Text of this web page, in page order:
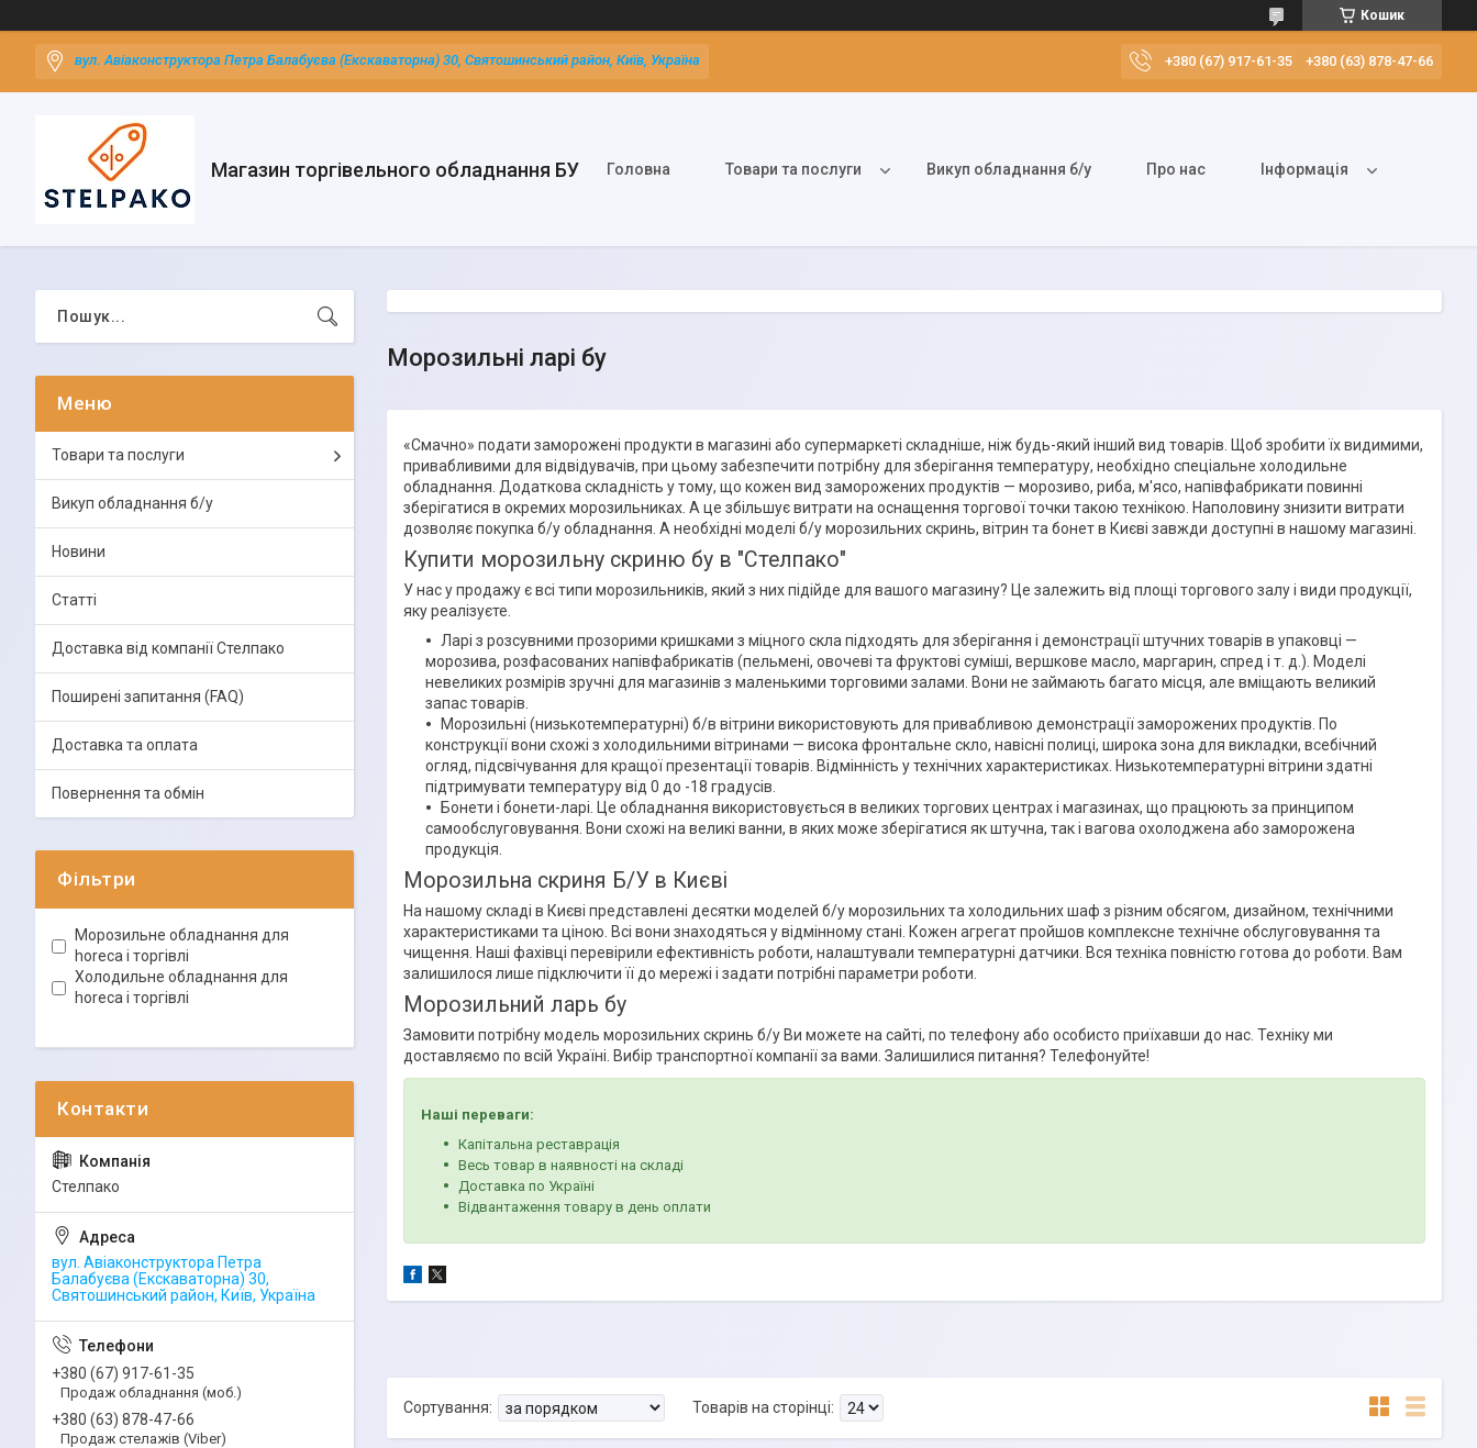
Кошик
вул. Авіаконструктора Петра Балабуєва (Екскаваторна) 30, Святошинський район, Київ, Україна +380 (67) 917-61-35 +380 (63) 878-47-66
Магазин торгівельного обладнання БУ Головна Товари та послуги Викуп обладнання б/у Про нас Інформація
Морозильні ларі бу
«Смачно» подати заморожені продукти в магазині або супермаркеті складніше, ніж будь-який інший вид товарів. Щоб зробити їх видимими,
привабливими для відвідувачів, при цьому забезпечити потрібну для зберігання температуру, необхідно спеціальне холодильне
обладнання. Додаткова складність у тому, що кожен вид заморожених продуктів — морозиво, риба, м'ясо, напівфабрикати повинні
зберігатися в окремих морозильниках. А це збільшує витрати на оснащення торгової точки такою технікою. Наполовину знизити витрати
дозволяє покупка б/у обладнання. А необхідні моделі б/у морозильних скринь, вітрин та бонет в Києві завжди доступні в нашому магазині.
Купити морозильну скриню бу в "Стелпако"
У нас у продажу є всі типи морозильників, який з них підійде для вашого магазину? Це залежить від площі торгового залу і види продукції,
яку реалізуєте.
Ларі з розсувними прозорими кришками з міцного скла підходять для зберігання і демонстрації штучних товарів в упаковці —
морозива, розфасованих напівфабрикатів (пельмені, овочеві та фруктові суміші, вершкове масло, маргарин, спред і т. д.). Моделі
невеликих розмірів зручні для магазинів з маленькими торговими залами. Вони не займають багато місця, але вміщають великий
запас товарів.
Морозильні (низькотемпературні) б/в вітрини використовують для привабливою демонстрації заморожених продуктів. По
конструкції вони схожі з холодильними вітринами — висока фронтальне скло, навісні полиці, широка зона для викладки, всебічний
огляд, підсвічування для кращої презентації товарів. Відмінність у технічних характеристиках. Низькотемпературні вітрини здатні
підтримувати температуру від 0 до -18 градусів.
Бонети і бонети-ларі. Це обладнання використовується в великих торгових центрах і магазинах, що працюють за принципом
самообслуговування. Вони схожі на великі ванни, в яких може зберігатися як штучна, так і вагова охолоджена або заморожена
продукція.
Морозильна скриня Б/У в Києві
На нашому складі в Києві представлені десятки моделей б/у морозильних та холодильних шаф з різним обсягом, дизайном, технічними
характеристиками та ціною. Всі вони знаходяться у відмінному стані. Кожен агрегат пройшов комплексне технічне обслуговування та
чищення. Наші фахівці перевірили ефективність роботи, налаштували температурні датчики. Вся техніка повністю готова до роботи. Вам
залишилося лише підключити її до мережі і задати потрібні параметри роботи.
Морозильний ларь бу
Замовити потрібну модель морозильних скринь б/у Ви можете на сайті, по телефону або особисто приїхавши до нас. Техніку ми
доставляємо по всій Україні. Вибір транспортної компанії за вами. Залишилися питання? Телефонуйте!
Наші переваги:
Капітальна реставрація
Весь товар в наявності на складі
Доставка по Україні
Відвантаження товару в день оплати
Товари та послуги
Викуп обладнання б/у
Новини
Статті
Доставка від компанії Стелпако
Поширені запитання (FAQ)
Доставка та оплата
Повернення та обмін
Фільтри
Морозильне обладнання для
horeca і торгівлі
Холодильне обладнання для
horeca і торгівлі
Стелпако
вул. Авіаконструктора Петра
Балабуєва (Екскаваторна) 30,
Святошинський район, Київ, Україна
+380 (67) 917-61-35
Продаж обладнання (моб.)
+380 (63) 878-47-66
Продаж стелажів (Viber)